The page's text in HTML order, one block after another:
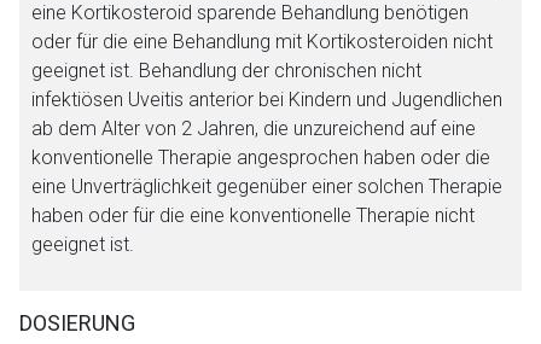
eine Kortikosteroid sparende Behandlung benötigen
oder für die eine Behandlung mit Kortikosteroiden nicht
geeignet ist. Behandlung der chronischen nicht
infektiösen Uveitis anterior bei Kindern und Jugendlichen
ab dem Alter von 2 Jahren, die unzureichend auf eine
konventionelle Therapie angesprochen haben oder die
eine Unverträglichkeit gegenüber einer solchen Therapie
haben oder für die eine konventionelle Therapie nicht
geeignet ist.
DOSIERUNG
Zurück zur rote-liste.de Zur Seite